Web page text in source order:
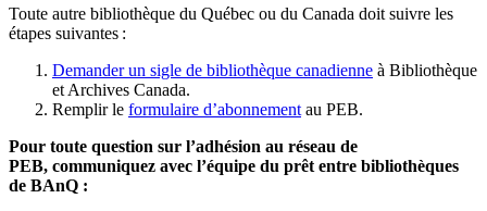
Toute autre bibliothèque du Québec ou du Canada doit suivre les
étapes suivantes :
Demander un sigle de bibliothèque canadienne à Bibliothèque
et Archives Canada.
Remplir le formulaire d’abonnement au PEB.
Pour toute question sur l’adhésion au réseau de
PEB, communiquez avec l’équipe du prêt entre bibliothèques
de BAnQ :